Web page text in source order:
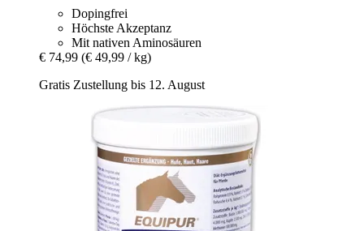
Dopingfrei
Höchste Akzeptanz
Mit nativen Aminosäuren
€ 74,99 (€ 49,99 / kg)
Gratis Zustellung bis 12. August